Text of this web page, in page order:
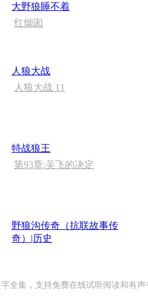
大野狼睡不着
红烟囱
人狼大战
人狼大战 11
特战狼王
第93章:吴飞的决定
野狼沟传奇（抗联故事传
奇）|历史
全集，支持免费在线试听阅读和有声